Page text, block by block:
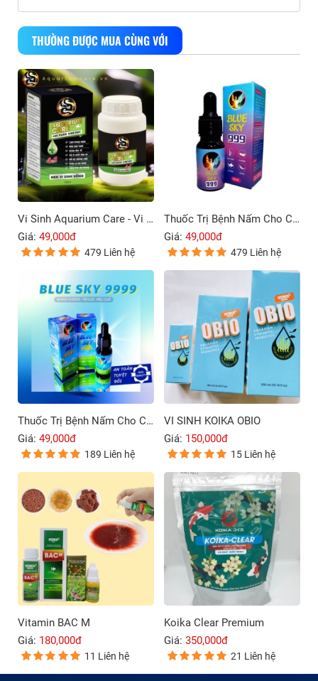
THƯỜNG ĐƯỢC MUA CÙNG VỚI
Vi Sinh Aquarium Care - Vi Sinh Cho Cá Cảnh
Giá: 49,000đ
479 Liên hệ
Thuốc Trị Bệnh Nấm Cho Cá Cảnh Blue Sky 999
Giá: 49,000đ
479 Liên hệ
Thuốc Trị Bệnh Nấm Cho Cá Cảnh Blue Sky 9999
Giá: 49,000đ
189 Liên hệ
VI SINH KOIKA OBIO
Giá: 150,000đ
15 Liên hệ
Vitamin BAC M
Giá: 180,000đ
11 Liên hệ
Koika Clear Premium
Giá: 350,000đ
21 Liên hệ